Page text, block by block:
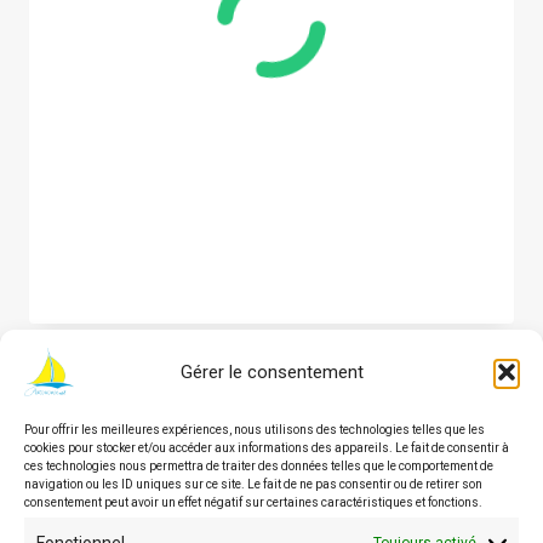
Gérer le consentement
Pour offrir les meilleures expériences, nous utilisons des technologies telles que les
cookies pour stocker et/ou accéder aux informations des appareils. Le fait de consentir à
ces technologies nous permettra de traiter des données telles que le comportement de
navigation ou les ID uniques sur ce site. Le fait de ne pas consentir ou de retirer son
consentement peut avoir un effet négatif sur certaines caractéristiques et fonctions.
© 2026 Asbl Autonomie | Service
d'accompagnement des personnes en situation de
handicap en Wallonie